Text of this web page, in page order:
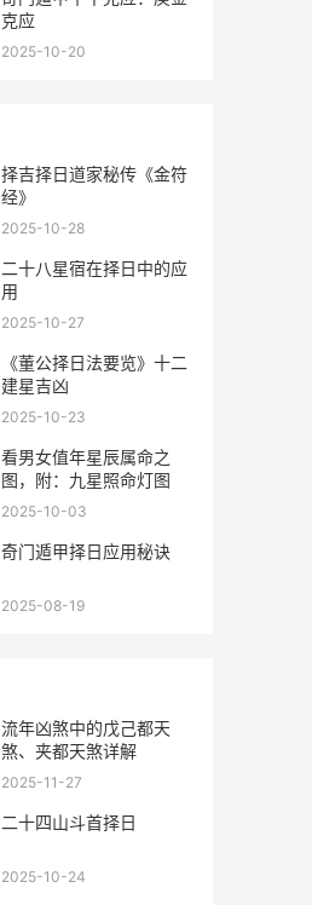
克应
2025-10-20
择吉择日道家秘传《金符
经》
2025-10-28
二十八星宿在择日中的应
用
2025-10-27
《董公择日法要览》十二
建星吉凶
2025-10-23
看男女值年星辰属命之
图，附：九星照命灯图
2025-10-03
奇门遁甲择日应用秘诀
2025-08-19
流年凶煞中的戊己都天
煞、夹都天煞详解
2025-11-27
二十四山斗首择日
2025-10-24